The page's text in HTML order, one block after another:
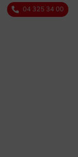
04 325 34 00